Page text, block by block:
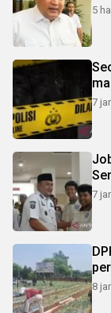
5
Seorang pria
7
7
8